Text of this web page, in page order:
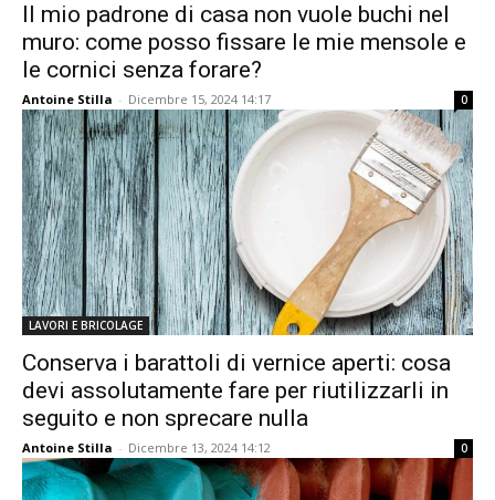
Il mio padrone di casa non vuole buchi nel
muro: come posso fissare le mie mensole e
le cornici senza forare?
Antoine Stilla - Dicembre 15, 2024 14:17 0
LAVORI E BRICOLAGE
Conserva i barattoli di vernice aperti: cosa
devi assolutamente fare per riutilizzarli in
seguito e non sprecare nulla
Antoine Stilla - Dicembre 13, 2024 14:12 0